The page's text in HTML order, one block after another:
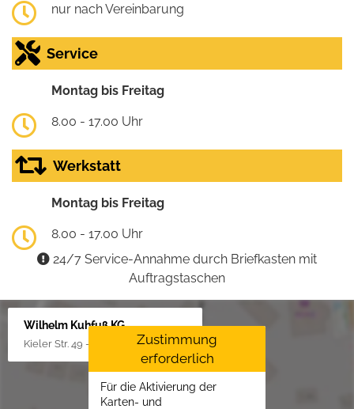
nur nach Vereinbarung
Service
Montag bis Freitag
8.00 - 17.00 Uhr
Werkstatt
Montag bis Freitag
8.00 - 17.00 Uhr
24/7 Service-Annahme durch Briefkasten mit
Auftragstaschen
Wilhelm Kuhfuß KG
Kieler Str. 49 - 51, 25451 Quickborn
Zustimmung
erforderlich
Für die Aktivierung der
Karten- und